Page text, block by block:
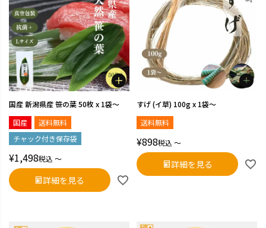
国産 新潟県産 笹の葉 50枚 x 1袋～
国産
送料無料
チャック付き保存袋
¥1,498税込 〜
詳細を見る
すげ (イ草) 100g x 1袋～
送料無料
¥898税込 〜
詳細を見る